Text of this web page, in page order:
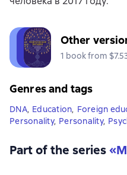
Other
1 book from
Genres and tags
DNA, Education, Foreign
Personality, Personality,
Part of the series«